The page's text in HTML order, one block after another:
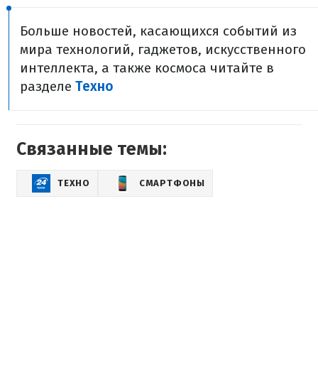
Больше новостей, касающихся событий из
мира технологий, гаджетов, искусственного
интеллекта, а также космоса читайте в
разделе Техно
Связанные темы:
ТЕХНО СМАРТФОНЫ